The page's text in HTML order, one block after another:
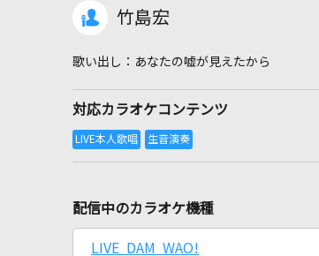
竹島宏
あなたの嘘が見えたから
対応カラオケコンテンツ
配信中のカラオケ機種
LIVE DAM WAO!